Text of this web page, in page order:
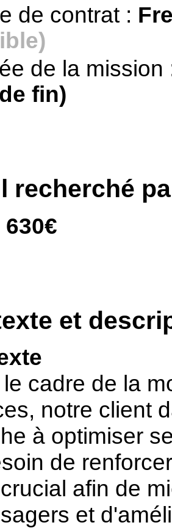
de contrat :
de la
fin)
recherché
630€
et
cadre de la
notre client
à optimiser
de
afin de
et